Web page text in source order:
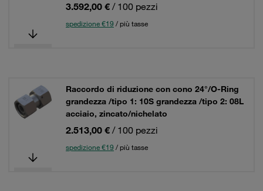
3.592,00 € / 100 pezzi
spedizione €19 / più tasse
Raccordo di riduzione con cono 24°/O-Ring
grandezza /tipo 1: 10S grandezza /tipo 2: 08L
acciaio, zincato/nichelato
2.513,00 € / 100 pezzi
spedizione €19 / più tasse